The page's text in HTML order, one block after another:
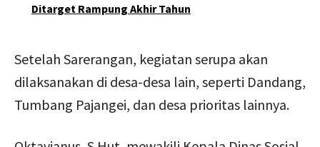
Ditarget Rampung Akhir Tahun
Setelah Sarerangan, kegiatan serupa akan
dilaksanakan di desa-desa lain, seperti Dandang,
Tumbang Pajangei, dan desa prioritas lainnya.